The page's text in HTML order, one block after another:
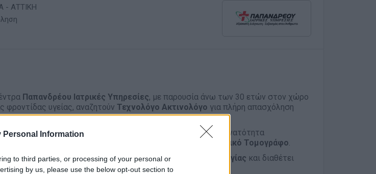
Personal Information
to third parties, or processing of your personal or
by us, please use the below opt-out section to
- ΑΤΤΙΚΗ
Παπανδρέου Ιατρικές Υπηρεσίες, με παρουσία άνω των 30 ετών στον χώρο
φροντίδας υγείας, αναζητούν Τεχνολόγο Ακτινολόγο για πλήρη απασχόληση
σε οργανωμένο και σύγχρονο τμήμα απεικονίσεων, με δυνατότητα
Αξονικό και Μαγνητικό Τομογράφο.
είναι εξοπλισμένο μεμηχανήματα τελευταίας τεχνολογίας και διαθέτει
.